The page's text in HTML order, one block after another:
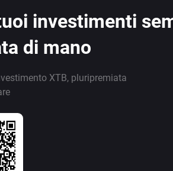
investimenti
di mano
XTB, pluripremiata